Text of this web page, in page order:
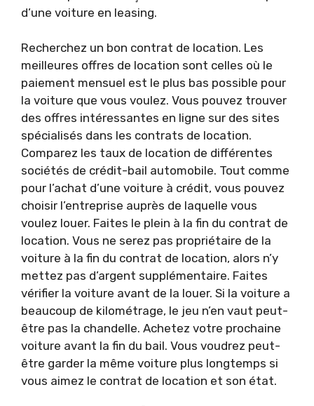
d’une voiture en leasing.
Recherchez un bon contrat de location. Les
meilleures offres de location sont celles où le
paiement mensuel est le plus bas possible pour
la voiture que vous voulez. Vous pouvez trouver
des offres intéressantes en ligne sur des sites
spécialisés dans les contrats de location.
Comparez les taux de location de différentes
sociétés de crédit-bail automobile. Tout comme
pour l’achat d’une voiture à crédit, vous pouvez
choisir l’entreprise auprès de laquelle vous
voulez louer. Faites le plein à la fin du contrat de
location. Vous ne serez pas propriétaire de la
voiture à la fin du contrat de location, alors n’y
mettez pas d’argent supplémentaire. Faites
vérifier la voiture avant de la louer. Si la voiture a
beaucoup de kilométrage, le jeu n’en vaut peut-
être pas la chandelle. Achetez votre prochaine
voiture avant la fin du bail. Vous voudrez peut-
être garder la même voiture plus longtemps si
vous aimez le contrat de location et son état.